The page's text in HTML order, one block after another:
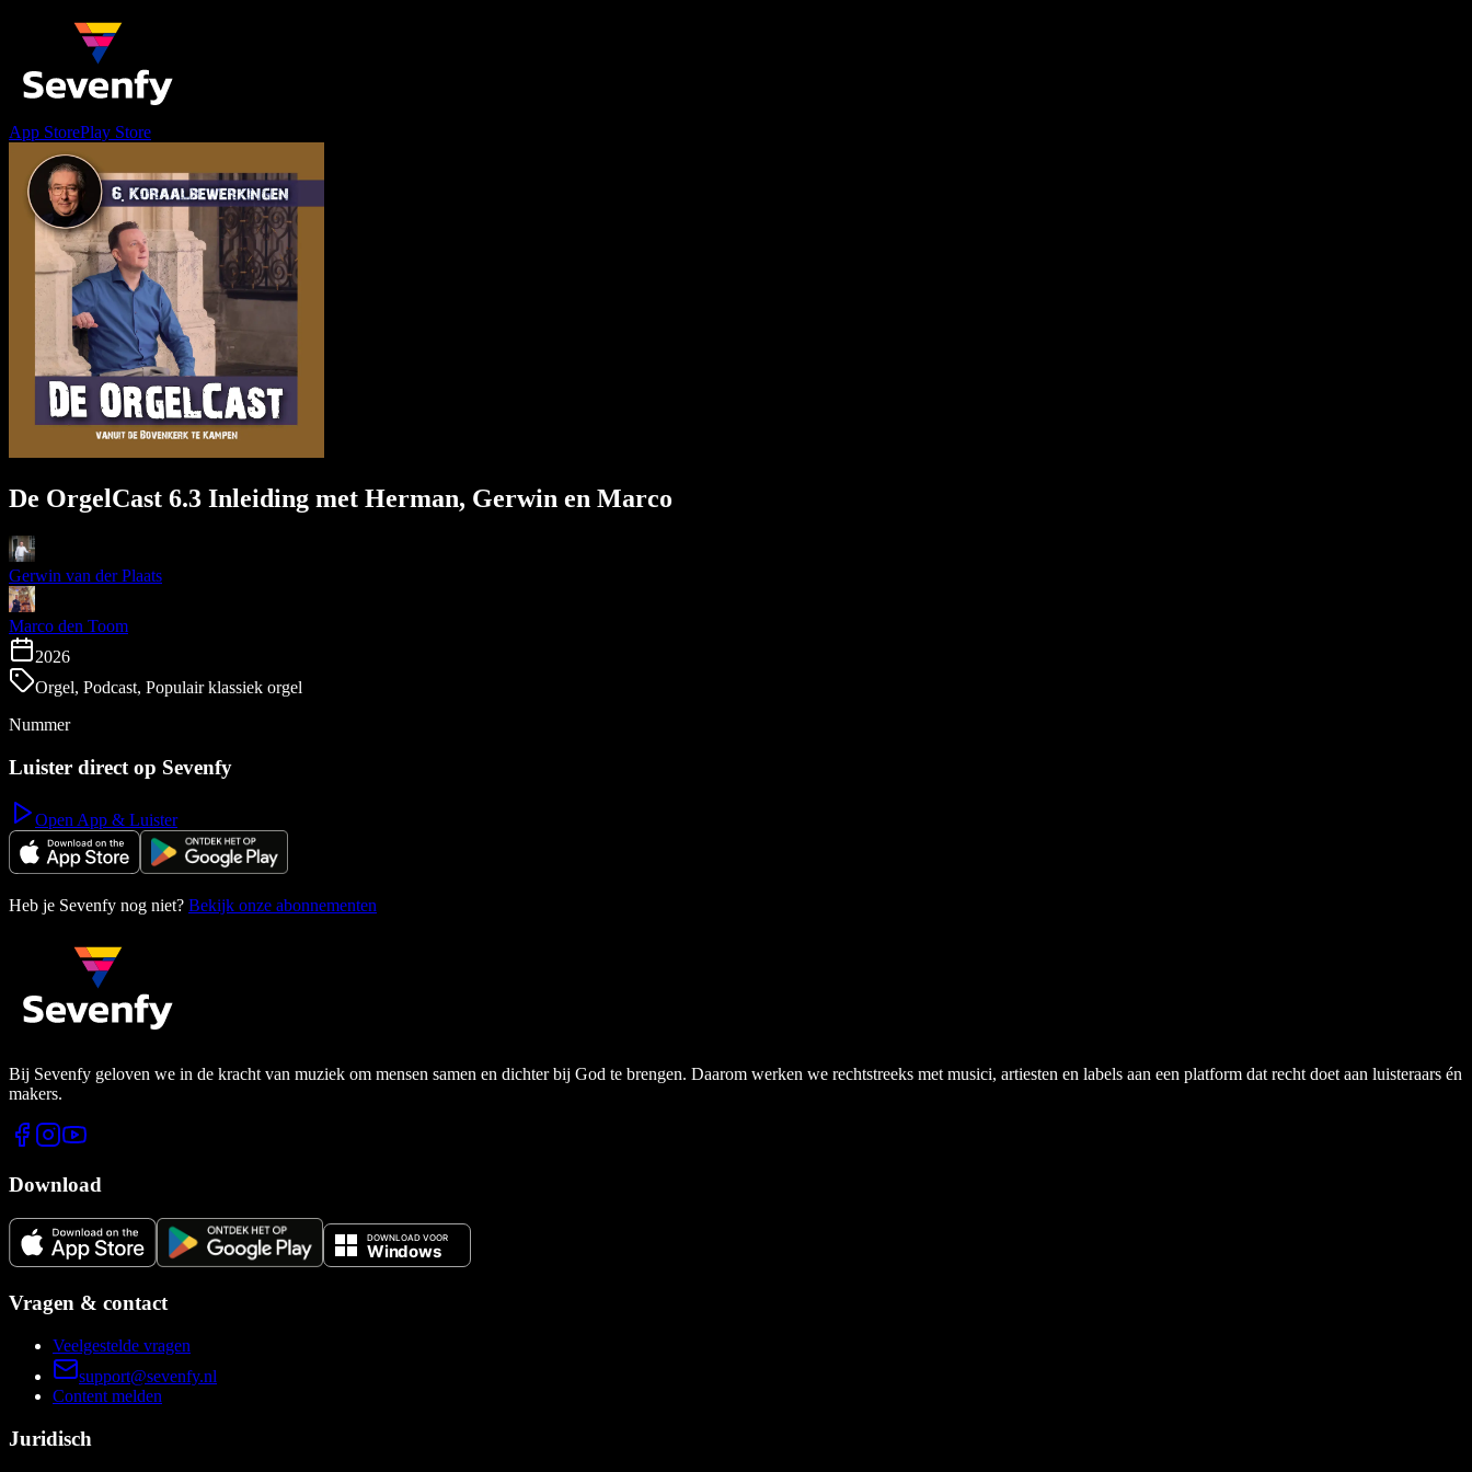
App StorePlay Store
De OrgelCast 6.3 Inleiding met Herman, Gerwin en Marco
Gerwin van der Plaats
Marco den Toom
2026
Orgel, Podcast, Populair klassiek orgel
Nummer
Luister direct op Sevenfy
Open App & Luister
Heb je Sevenfy nog niet? Bekijk onze abonnementen
Bij Sevenfy geloven we in de kracht van muziek om mensen samen en dichter bij God te brengen. Daarom werken we rechtstreeks met musici, artiesten en labels aan een platform dat recht doet aan luisteraars én
makers.
Download
Vragen & contact
Veelgestelde vragen
support@sevenfy.nl
Content melden
Juridisch